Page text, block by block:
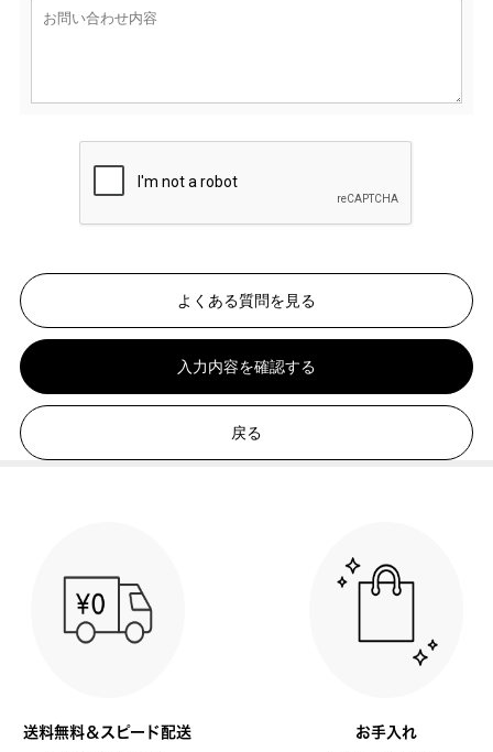
よくある質問を見る
入力内容を確認する
戻る
送料無料＆スピード配送 お手入れ